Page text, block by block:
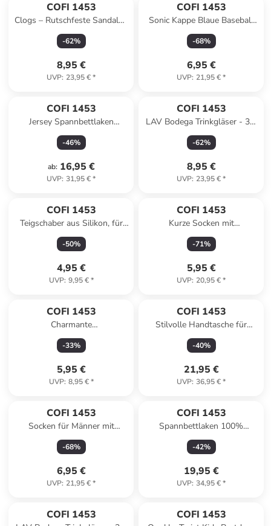
COFI 1453
Clogs – Rutschfeste Sandalen
und Hausschuhe für Kinder in
Blau
-62%
8,95 €
UVP: 23,95 €*
COFI 1453
Sonic Kappe Blaue Baseball
Cap für Freizeit Sommer und
Alltag in Mehrfarbig
-68%
6,95 €
UVP: 21,95 €*
COFI 1453
Jersey Spannbettlaken
Spannbetttuch 100%
Baumwolle Bettlaken
-46%
ab: 16,95 €
UVP: 31,95 €*
COFI 1453
LAV Bodega Trinkgläser - 3er
Set, 340 ml - zeitlos &
vielseitig in Transparent
-62%
8,95 €
UVP: 23,95 €*
COFI 1453
Teigschaber aus Silikon, für
Backen, Rühren & Ausschaben
- 20 cm in Grau
-50%
4,95 €
UVP: 9,95 €*
COFI 1453
Kurze Socken mit
Fuchsmuster für Damen aus
Baumwollmischung in Rosa
-71%
5,95 €
UVP: 20,95 €*
COFI 1453
Charmante
Kinderstrumpfhose mit
Tupfenmuster 20 DEN in
-33%
5,95 €
UVP: 8,95 €*
COFI 1453
Stilvolle Handtasche für
Smartphones -Hanydtasche
mit Reißverschluss in Braun
-40%
21,95 €
UVP: 36,95 €*
COFI 1453
Socken für Männer mit
Bienenmuster aus
Baumwollmischung in Gelb
-68%
6,95 €
UVP: 21,95 €*
COFI 1453
Spannbettlaken 100%
Baumwolle 180-200x200 cm
in Weiß
-42%
19,95 €
UVP: 34,95 €*
COFI 1453 COFI 1453